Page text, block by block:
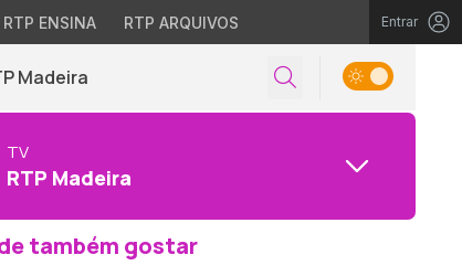
RTP ENSINA RTP ARQUIVOS Entrar
Madeira
TV
RTP Madeira
também gostar